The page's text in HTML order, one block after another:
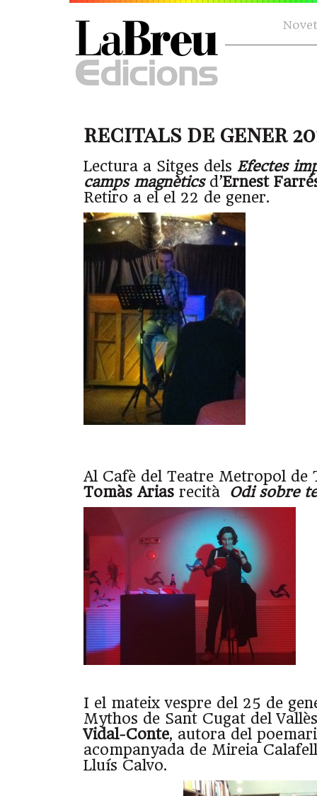
recitals de gener
Lectura a Sitges dels Efectes
camps magnèticsd’Ernest
Retiro a el el 22 de gener.
Al Cafè del Teatre Metropol de
Tomàs Arias recità Odi sobre
I el mateix vespre del 25 de
Mythos de Sant Cugat del
Vidal-Conte, autora del
acompanyada de Mireia
Lluís Calvo.